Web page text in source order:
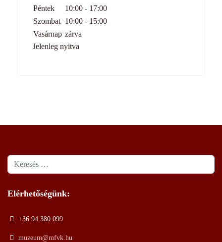
Péntek
10:00 - 17:00
Szombat 10:00 - 15:00
Vasárnap zárva
Jelenleg nyitva
Keresés
Elérhetőségünk:
+36 94 380 099
muzeum@mfvk.hu